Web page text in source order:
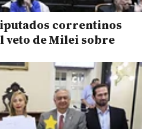
correntinos
veto de Milei sobre